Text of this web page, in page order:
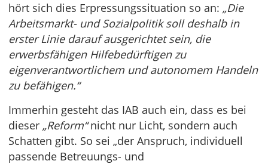
hört sich dies Erpressungssituation so an: „Die
Arbeitsmarkt- und Sozialpolitik soll deshalb in
erster Linie darauf ausgerichtet sein, die
erwerbsfähigen Hilfebedürftigen zu
eigenverantwortlichem und autonomem Handeln
zu befähigen.“
Immerhin gesteht das IAB auch ein, dass es bei
dieser „Reform“nicht nur Licht, sondern auch
Schatten gibt. So sei „der Anspruch, individuell
passende Betreuungs- und